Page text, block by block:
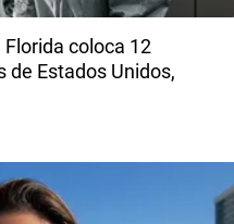
Florida coloca 12
de Estados Unidos,